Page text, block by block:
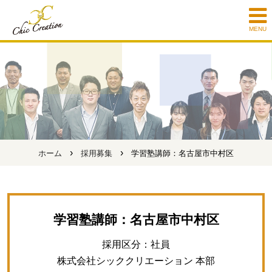
MENU
ホーム › 採用募集 › 学習塾講師：名古屋市中村区
学習塾講師：名古屋市中村区
採用区分：社員
株式会社シッククリエーション 本部